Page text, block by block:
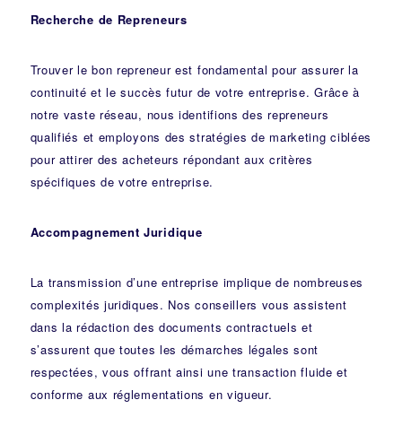
Recherche de Repreneurs
Trouver le bon repreneur est fondamental pour assurer la
continuité et le succès futur de votre entreprise. Grâce à
notre vaste réseau, nous identifions des repreneurs
qualifiés et employons des stratégies de marketing ciblées
pour attirer des acheteurs répondant aux critères
spécifiques de votre entreprise.
Accompagnement Juridique
La transmission d’une entreprise implique de nombreuses
complexités juridiques. Nosconseillers vous assistent
dans la rédaction des documents contractuels et
s’assurent que toutes les démarches légales sont
respectées, vous offrant ainsi une transaction fluide et
conforme aux réglementations en vigueur.